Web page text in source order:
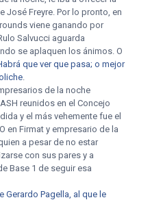
José Freyre. Por lo pronto, en
viene ganando por
Salvucci aguarda
se aplaquen los ánimos. O
que ver que pasa; o mejor
.
de la noche
reunidos en el Concejo
y el más vehemente fue el
en Firmat y empresario de la
a pesar de no estar
con sus pares y a
Base 1 de seguir esa
Gerardo Pagella, al que le